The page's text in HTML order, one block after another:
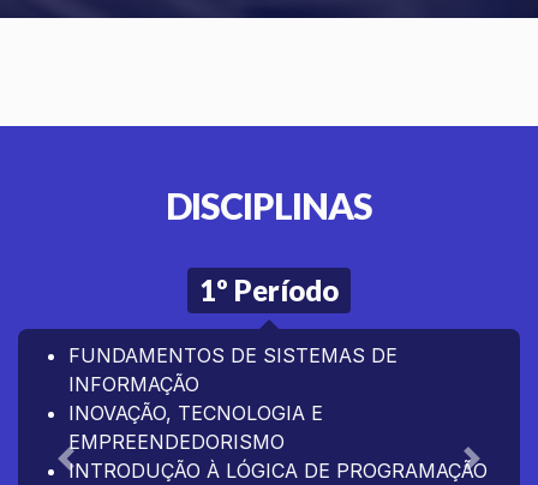
DISCIPLINAS
Anterior
1º Período
FUNDAMENTOS DE SISTEMAS DE
INFORMAÇÃO
INOVAÇÃO, TECNOLOGIA E
EMPREENDEDORISMO
INTRODUÇÃO À LÓGICA DE PROGRAMAÇÃO